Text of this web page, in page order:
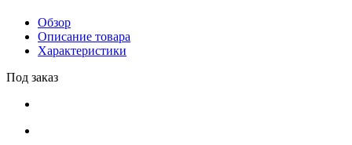
Обзор
Описание товара
Характеристики
Под заказ